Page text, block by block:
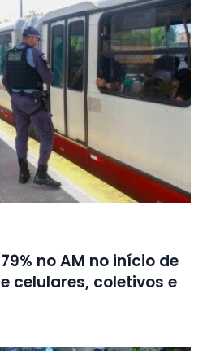
no AM no início de
celulares, coletivos e